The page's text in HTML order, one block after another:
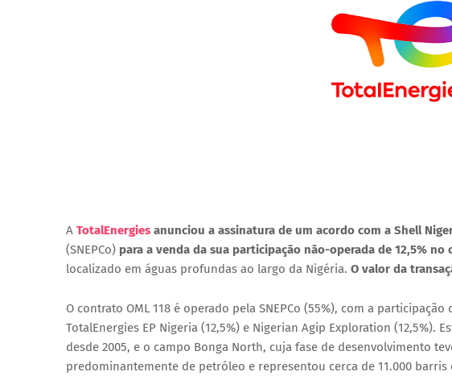
A TotalEnergies anunciou a assinatura de um acordo com a Shell
(SNEPCo) para a venda da sua participação não-operada de 12,5%
localizado em águas profundas ao largo da Nigéria. O valor da
O contrato OML 118 é operado pela SNEPCo (55%), com a
TotalEnergies EP Nigeria (12,5%) e Nigerian Agip Exploration (12,5%).
desde 2005, e o campo Bonga North, cuja fase de desenvolvimento
predominantemente de petróleo e representou cerca de 11.000